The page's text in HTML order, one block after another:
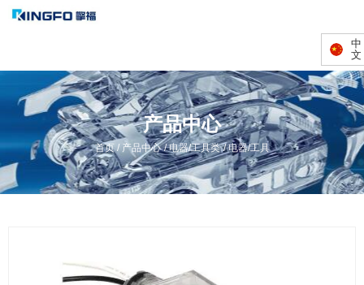
中
文
产品中心
首页/ 产品中心 /电器/工具类 /电器/工具